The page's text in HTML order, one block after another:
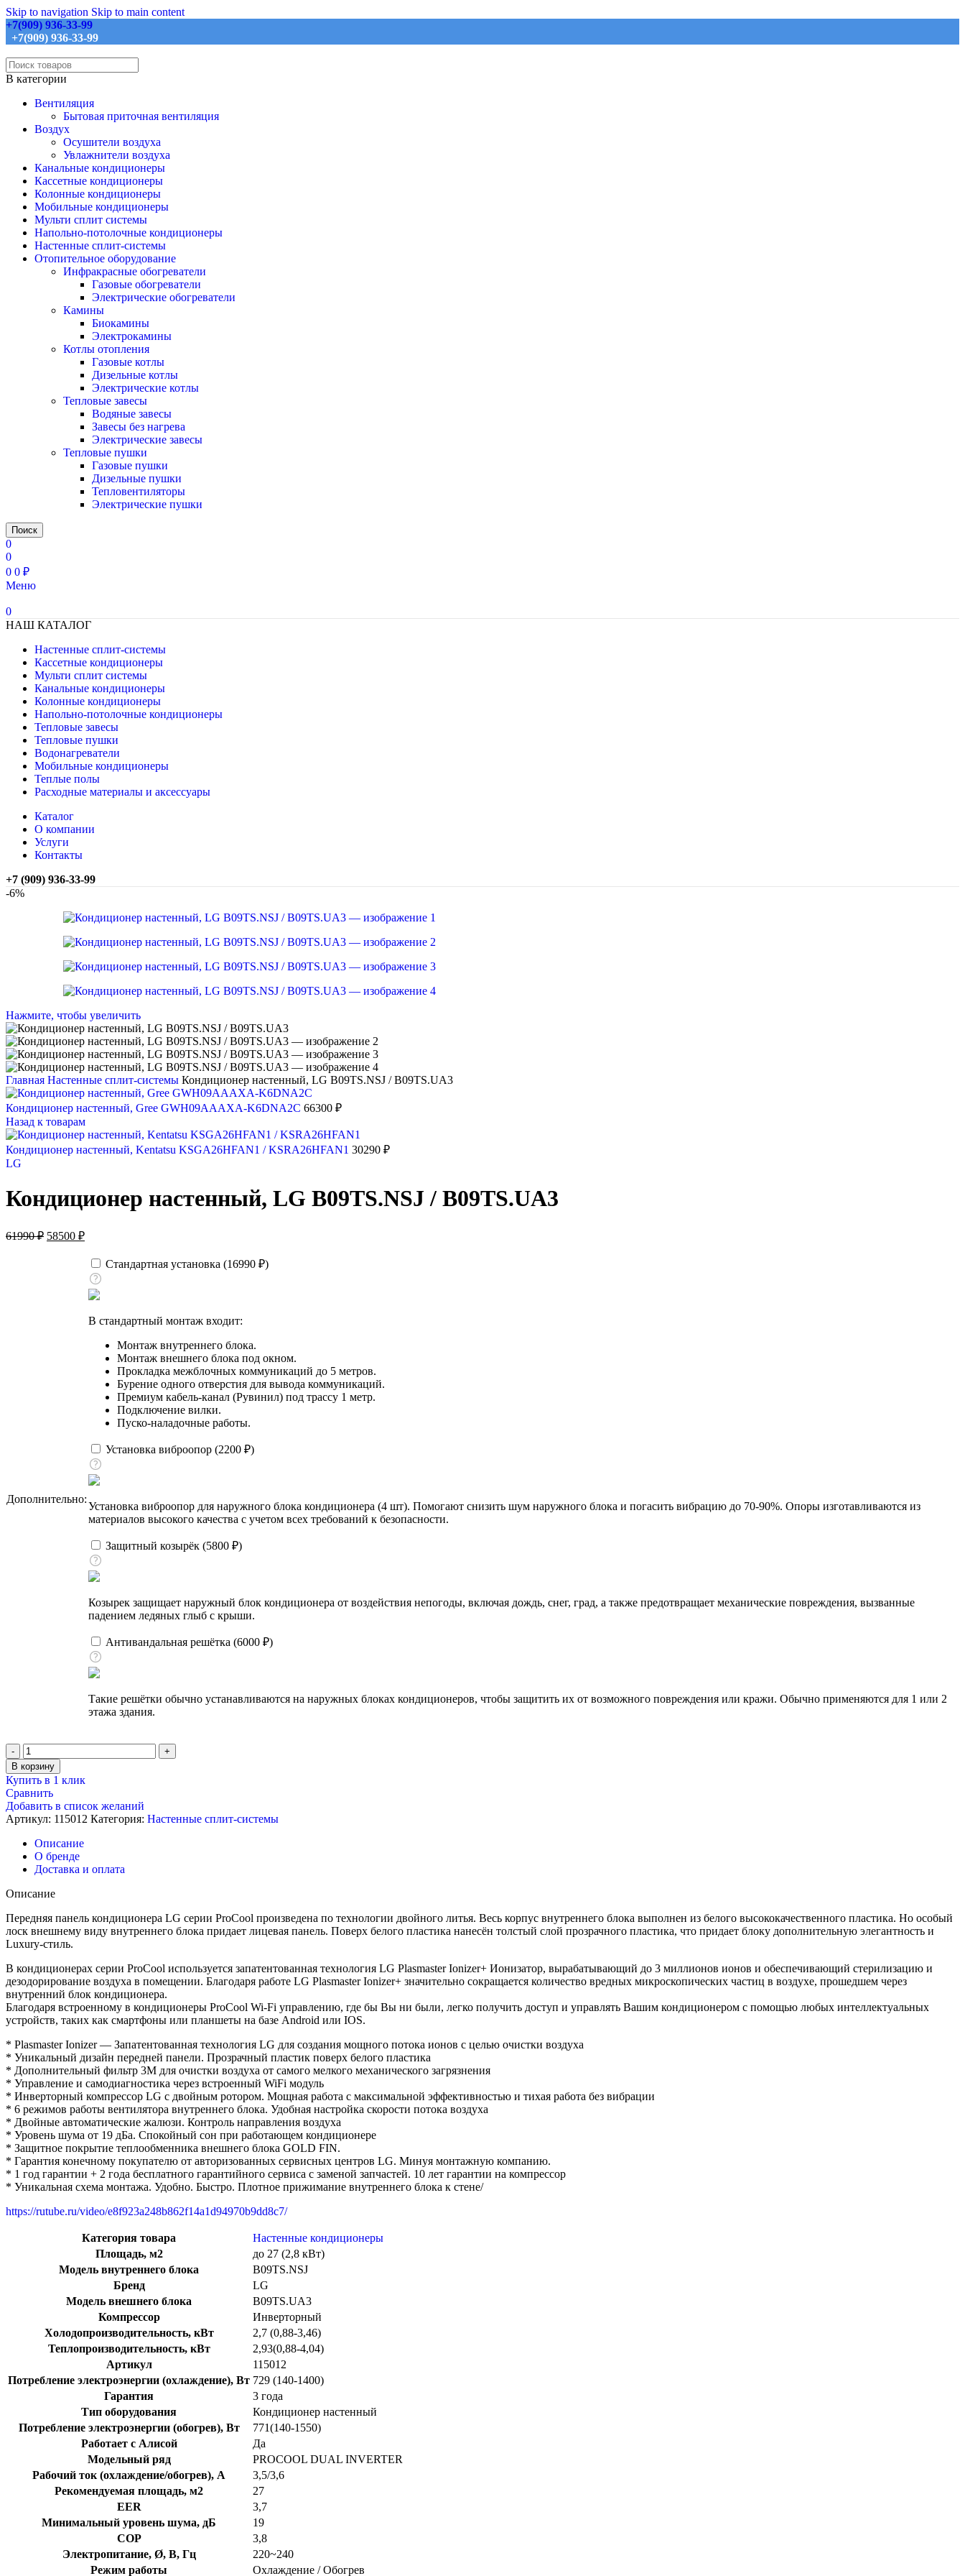
Skip to navigation Skip to main content
+7(909) 936-33-99
+7(909) 936-33-99
В категории
Вентиляция
Бытовая приточная вентиляция
Воздух
Осушители воздуха
Увлажнители воздуха
Канальные кондиционеры
Кассетные кондиционеры
Колонные кондиционеры
Мобильные кондиционеры
Мульти сплит системы
Напольно-потолочные кондиционеры
Настенные сплит-системы
Отопительное оборудование
Инфракрасные обогреватели
Газовые обогреватели
Электрические обогреватели
Камины
Биокамины
Электрокамины
Котлы отопления
Газовые котлы
Дизельные котлы
Электрические котлы
Тепловые завесы
Водяные завесы
Завесы без нагрева
Электрические завесы
Тепловые пушки
Газовые пушки
Дизельные пушки
Тепловентиляторы
Электрические пушки
Поиск
0
0
0 0 ₽
Меню
0
НАШ КАТАЛОГ
Настенные сплит-системы
Кассетные кондиционеры
Мульти сплит системы
Канальные кондиционеры
Колонные кондиционеры
Напольно-потолочные кондиционеры
Тепловые завесы
Тепловые пушки
Водонагреватели
Мобильные кондиционеры
Теплые полы
Расходные материалы и аксессуары
Каталог
О компании
Услуги
Контакты
+7 (909) 936-33-99
-6%
Нажмите, чтобы увеличить
Главная Настенные сплит-системы Кондиционер настенный, LG B09TS.NSJ / B09TS.UA3
Кондиционер настенный, Gree GWH09AAAXA-K6DNA2C 66300 ₽
Назад к товарам
Кондиционер настенный, Kentatsu KSGA26HFAN1 / KSRA26HFAN1 30290 ₽
LG
Кондиционер настенный, LG B09TS.NSJ / B09TS.UA3
61990₽ Первоначальная
составляла
58500 ₽Текущая
58500 ₽.
Дополнительно:
Стандартная установка (16990 ₽)
В стандартный монтаж входит:
Монтаж внутреннего блока.
Монтаж внешнего блока под окном.
Прокладка межблочных коммуникаций до 5 метров.
Бурение одного отверстия для вывода коммуникаций.
Премиум кабель-канал (Рувинил) под трассу 1 метр.
Подключение вилки.
Пуско-наладочные работы.
Установка виброопор (2200 ₽)
Установка виброопор для наружного блока кондиционера (4 шт). Помогают снизить шум наружного блока и погасить вибрацию до 70-90%. Опоры изготавливаются из
материалов высокого качества с учетом всех требований к безопасности.
Защитный козырёк (5800 ₽)
Козырек защищает наружный блок кондиционера от воздействия непогоды, включая дождь, снег, град, а также предотвращает механические повреждения, вызванные
падением ледяных глыб с крыши.
Антивандальная решётка (6000 ₽)
Такие решётки обычно устанавливаются на наружных блоках кондиционеров, чтобы защитить их от возможного повреждения или кражи. Обычно применяются для 1 или 2
этажа здания.
Количество
товара
Кондиционер
настенный,
LG
B09TS.NSJ
/
B09TS.UA3
В корзину
Купить в 1 клик
Сравнить
Добавить в список желаний
Артикул: 115012 Категория: Настенные сплит-системы
Описание
О бренде
Доставка и оплата
Описание
Передняя панель кондиционера LG серии ProCool произведена по технологии двойного литья. Весь корпус внутреннего блока выполнен из белого высококачественного пластика. Но особый
лоск внешнему виду внутреннего блока придает лицевая панель. Поверх белого пластика нанесён толстый слой прозрачного пластика, что придает блоку дополнительную элегантность и
Luxury-стиль.
В кондиционерах серии ProCool используется запатентованная технология LG Plasmaster Ionizer+ Ионизатор, вырабатывающий до 3 миллионов ионов и обеспечивающий стерилизацию и
дезодорирование воздуха в помещении. Благодаря работе LG Plasmaster Ionizer+ значительно сокращается количество вредных микроскопических частиц в воздухе, прошедшем через
внутренний блок кондиционера.
Благодаря встроенному в кондиционеры ProCool Wi-Fi управлению, где бы Вы ни были, легко получить доступ и управлять Вашим кондиционером с помощью любых интеллектуальных
устройств, таких как смартфоны или планшеты на базе Android или IOS.
* Plasmaster Ionizer — Запатентованная технология LG для создания мощного потока ионов с целью очистки воздуха
* Уникальный дизайн передней панели. Прозрачный пластик поверх белого пластика
* Дополнительный фильтр 3M для очистки воздуха от самого мелкого механического загрязнения
* Управление и самодиагностика через встроенный WiFi модуль
* Инверторный компрессор LG с двойным ротором. Мощная работа с максимальной эффективностью и тихая работа без вибрации
* 6 режимов работы вентилятора внутреннего блока. Удобная настройка скорости потока воздуха
* Двойные автоматические жалюзи. Контроль направления воздуха
* Уровень шума от 19 дБа. Спокойный сон при работающем кондиционере
* Защитное покрытие теплообменника внешнего блока GOLD FIN.
* Гарантия конечному покупателю от авторизованных сервисных центров LG. Минуя монтажную компанию.
* 1 год гарантии + 2 года бесплатного гарантийного сервиса с заменой запчастей. 10 лет гарантии на компрессор
* Уникальная схема монтажа. Удобно. Быстро. Плотное прижимание внутреннего блока к стене/
https://rutube.ru/video/e8f923a248b862f14a1d94970b9dd8c7/
Категория товара
Настенные кондиционеры
Площадь, м2
до 27 (2,8 кВт)
Модель внутреннего блока
B09TS.NSJ
Бренд
LG
Модель внешнего блока
B09TS.UA3
Компрессор
Инверторный
Холодопроизводительность, кВт
2,7 (0,88-3,46)
Теплопроизводительность, кВт
2,93(0,88-4,04)
Артикул
115012
Потребление электроэнергии (охлаждение), Вт 729 (140-1400)
Гарантия
3 года
Тип оборудования
Кондиционер настенный
Потребление электроэнергии (обогрев), Вт
771(140-1550)
Работает с Алисой
Да
Модельный ряд
PROCOOL DUAL INVERTER
Рабочий ток (охлаждение/обогрев), A
3,5/3,6
Рекомендуемая площадь, м2
27
EER
3,7
Минимальный уровень шума, дБ
19
COP
3,8
Электропитание, Ø, В, Гц
220~240
Режим работы
Охлаждение / Обогрев